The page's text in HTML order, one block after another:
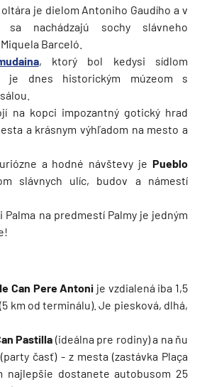
je dielom Antoniho Gaudího a v
nachádzajú sochy slávneho
Barceló.
, ktorý bol kedysi sídlom
je dnes historickým múzeom s
na kopci impozantný gotický hrad
a krásnym výhľadom na mesto a
a hodné návštevy je Pueblo
slávnych ulíc, budov a námestí
Palma na predmestí Palmy je jedným
Can Pere Antoni je vzdialená iba 1,5
km od terminálu). Je piesková, dlhá,
Pastilla (ideálna pre rodiny) a na ňu
(party časť) - z mesta (zastávka Plaça
najlepšie dostanete autobusom 25